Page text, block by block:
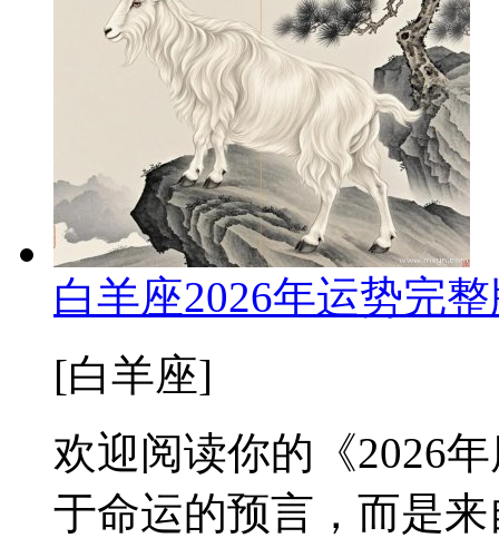
白羊座2026年运势完
[白羊座]
欢迎阅读你的《2026
于命运的预言，而是